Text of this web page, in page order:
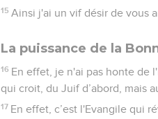
15 Ainsi j'ai un vif désir de vous
La puissance de la
16 En effet, je n'ai pas honte de
qui croit, du Juif d’abord, mais
17 En effet, c’est l'Evangile qui